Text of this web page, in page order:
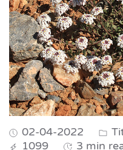
02-04-2022
1099
3 min